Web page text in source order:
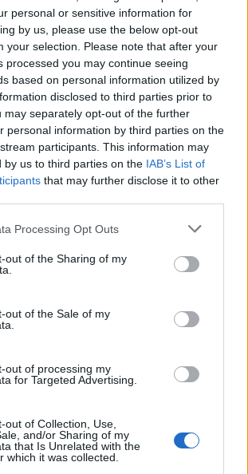
personal or sensitive information for
by us, please use the below opt-out
your selection. Please note that after your
processed you may continue seeing
based on personal information utilized by
disclosed to third parties prior to
may separately opt-out of the further
personal information by third parties on the
participants. This information may
by us to third parties on the IAB’s List of
that may further disclose it to other
Processing Opt Outs
out of the Sharing of my
out of the Sale of my
out of processing my
for Targeted Advertising.
out of Collection, Use,
and/or Sharing of my
that Is Unrelated with the
which it was collected.
304 km/h : un conducteur
grecque
20 janvier 2026 0